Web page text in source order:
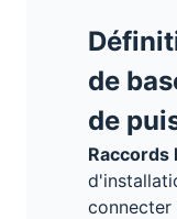
de
de
Raccords
connecter